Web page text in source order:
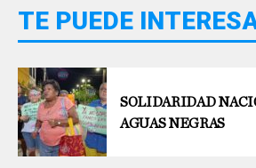
TE PUEDE
SOLIDARIDAD
AGUAS NEGRAS